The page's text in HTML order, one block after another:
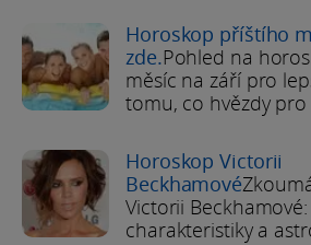
Horoskop příštího
zde.Pohled na
měsíc na září pro
tomu, co hvězdy pro
Horoskop Victorii
Beckhamové
Victorii
charakteristiky a